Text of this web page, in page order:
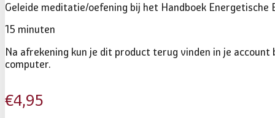
Geleide meditatie/oefening bij het Handboek Energetische
15 minuten
Na afrekening kun je dit product terug vinden in je
computer.
€4,95